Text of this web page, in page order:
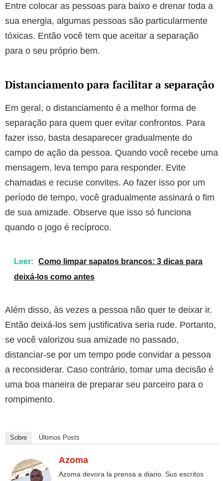
Entre colocar as pessoas para baixo e drenar toda a
sua energia, algumas pessoas são particularmente
tóxicas. Então você tem que aceitar a separação
para o seu próprio bem.
Distanciamento para facilitar a separação
Em geral, o distanciamento é a melhor forma de
separação para quem quer evitar confrontos. Para
fazer isso, basta desaparecer gradualmente do
campo de ação da pessoa. Quando você recebe uma
mensagem, leva tempo para responder. Evite
chamadas e recuse convites. Ao fazer isso por um
período de tempo, você gradualmente assinará o fim
de sua amizade. Observe que isso só funciona
quando o jogo é recíproco.
Leer:
Como limpar sapatos brancos: 3 dicas para
deixá-los como antes
Além disso, às vezes a pessoa não quer te deixar ir.
Então deixá-los sem justificativa seria rude. Portanto,
se você valorizou sua amizade no passado,
distanciar-se por um tempo pode convidar a pessoa
a reconsiderar. Caso contrário, tomar uma decisão é
uma boa maneira de preparar seu parceiro para o
rompimento.
Sobre Últimos Posts
Azoma
Azoma devora la prensa a diario. Sus escritos